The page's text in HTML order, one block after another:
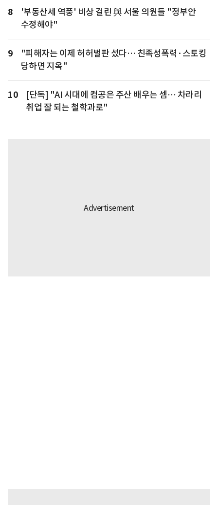
8
'부동산세 역풍' 비상 걸린 與 서울 의원들 "정부안
수정해야"
9
"피해자는 이제 허허벌판 섰다… 친족성폭력·스토킹
당하면 지옥"
10
[단독] "AI 시대에 컴공은 주산 배우는 셈… 차라리
취업 잘 되는 철학과로"